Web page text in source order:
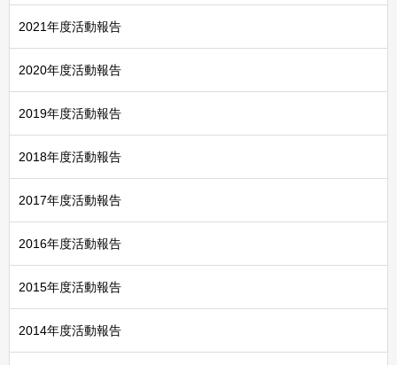
2021年度活動報告
2020年度活動報告
2019年度活動報告
2018年度活動報告
2017年度活動報告
2016年度活動報告
2015年度活動報告
2014年度活動報告